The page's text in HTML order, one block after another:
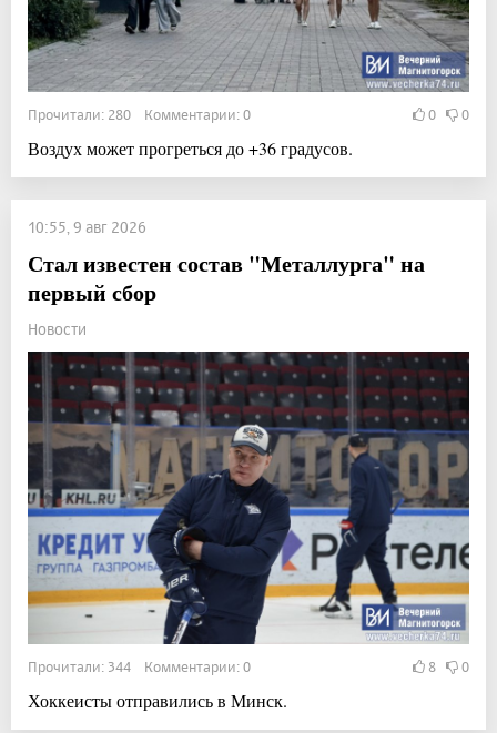
Прочитали: 280 Комментарии: 0 0 0
Воздух может прогреться до +36 градусов.
10:55, 9 авг 2026
Стал известен состав "Металлурга" на
первый сбор
Новости
Прочитали: 344 Комментарии: 0 8 0
Хоккеисты отправились в Минск.